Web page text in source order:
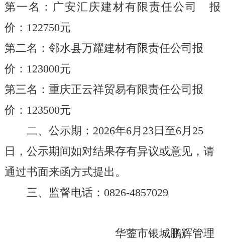
第一名 ： 广安汇庆建材有限责任公司
报
价： 122750元
第二名： 邻水县万耀建材有限责任公司 报
价： 123000元
第三名： 重庆正云祥贸易有限责任公司 报
价： 123500元
二、公示期： 2026年6月 23日至6月 25
日 ，公示期间如对结果存有异议或意见，请
通过书面来函方式提出。
三、监督电话： 0826-4857029
华蓥市银城鹏辉管理